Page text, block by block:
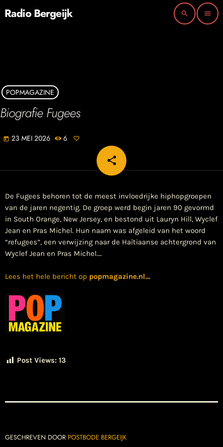
Radio Bergeijk search menu
POPMAGAZINE
Biografie Fugees
today 23 MEI 2026 6
share
email
De Fugees behoren tot de meest invloedrijke hiphopgroepen
van de jaren negentig. De groep werd begin jaren 90 gevormd
in South Orange, New Jersey, en bestond uit Lauryn Hill, Wyclef
Jean en Pras Michel. Hun naam was afgeleid van het woord
“refugees”, een verwijzing naar de Haïtiaanse achtergrond van
Wyclef Jean en Pras Michel….
Lees het hele bericht op popmagazine.nl…
Post Views: 13
GESCHREVEN DOOR POSTBODE BERGEIJK